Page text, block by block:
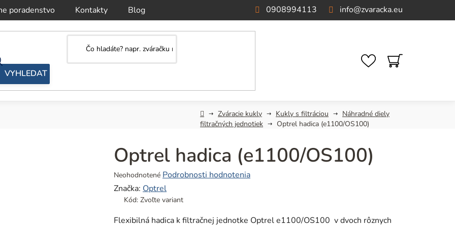
poradenstvo Kontakty Blog info@zvaracka.eu
0908994113
NÁKUPNÝ
KOŠÍK
DomovZváracie kukly Kukly s filtráciou
Náhradné diely
filtračných jednotiek
Optrel hadica (e1100/OS100)
Optrel hadica (e1100/OS100)
Priemerné
hodnotenie
produktu
0,0
Neohodnotené Podrobnosti hodnotenia
Značka: Optrel
Kód: Zvoľte variant
Flexibilná hadica k filtračnej jednotke Optrel e1100/OS100 v dvoch rôznych